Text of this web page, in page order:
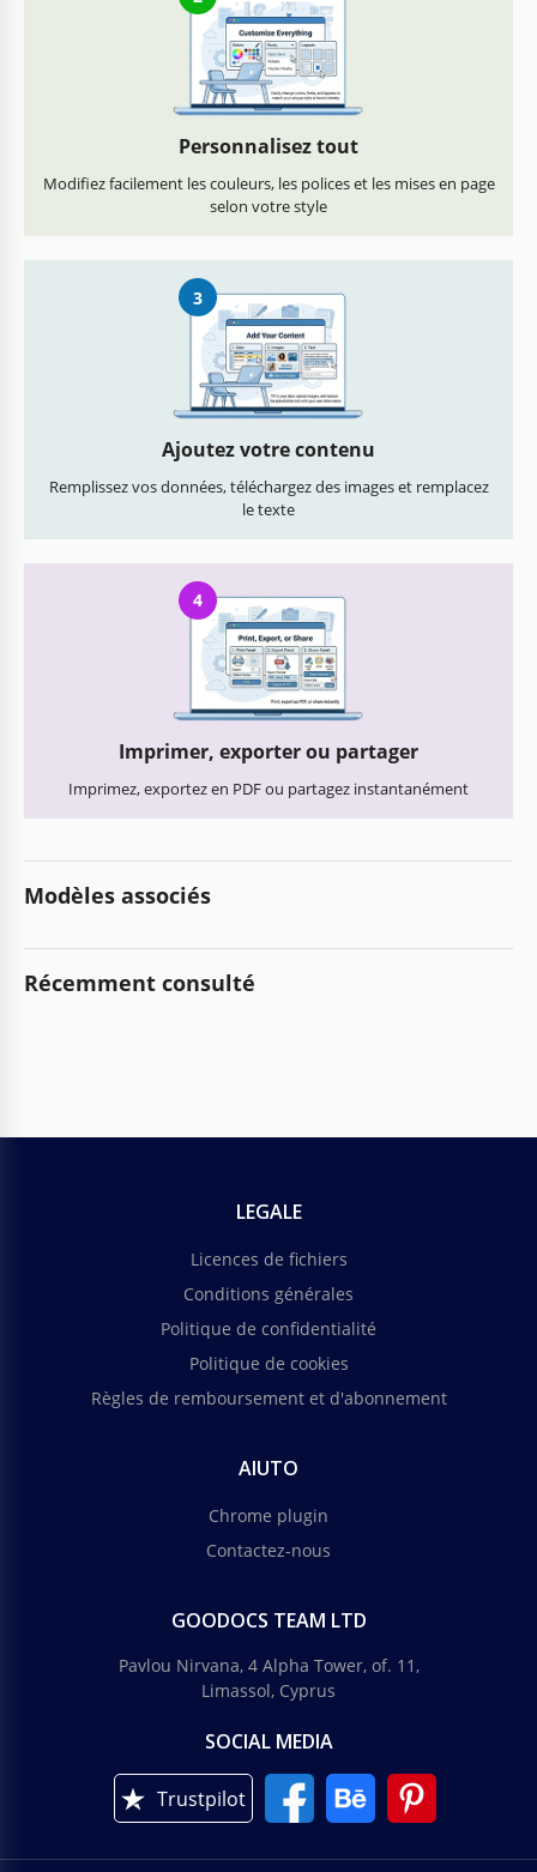
Personnalisez tout
Modifiez facilement les couleurs, les polices et les mises en page
selon votre style
3
Ajoutez votre contenu
Remplissez vos données, téléchargez des images et remplacez
le texte
4
Imprimer, exporter ou partager
Imprimez, exportez en PDF ou partagez instantanément
Modèles associés
Récemment consulté
LEGALE
Licences de fichiers
Conditions générales
Politique de confidentialité
Politique de cookies
Règles de remboursement et d'abonnement
AIUTO
Chrome plugin
Contactez-nous
GOODOCS TEAM LTD
Pavlou Nirvana, 4 Alpha Tower, of. 11,
Limassol, Cyprus
SOCIAL MEDIA
Trustpilot